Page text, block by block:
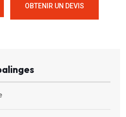
OBTENIR UN DEVIS